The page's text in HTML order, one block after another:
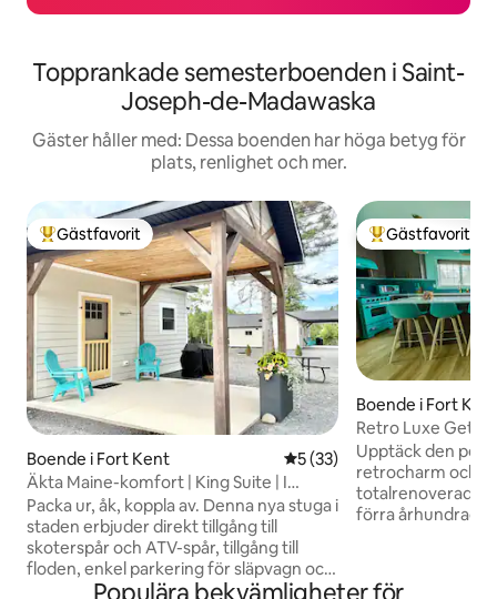
Topprankade semesterboenden i Saint-
Joseph-de-Madawaska
Gäster håller med: Dessa boenden har höga betyg för
plats, renlighet och mer.
Populär gästfavorit
Gästfavorit
Boende i Fort Kent 5 av 5 i genomsnittligt
5 (33)
Äkta Maine-komfort | King Suite | I
staden | Vandringsleder
Packa ur, åk, koppla av. Denna nya stuga i
staden erbjuder direkt tillgång till
skoterspår och ATV-spår, tillgång till
floden, enkel parkering för släpvagn och
en bekväm svit med king size-säng –
Populär
Gästfavorit
Boende i Fort
Retro Luxe
tillgång till
Upptäck den
retrocharm och
totalrenoverade
förra